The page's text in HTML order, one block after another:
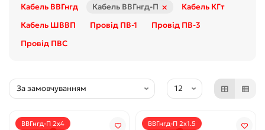
Кабель ВВГнгд
Кабель ВВГнгд-П ×
Кабель КГт
Кабель ШВВП
Провід ПВ-1
Провід ПВ-3
Провід ПВС
ВВГнгд-П 2х4 ВВГнгд-П 2х1.5